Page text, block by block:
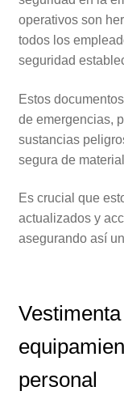
operativos son
todos los
seguridad
Estos
de emergencias,
sustancias
segura de
Es crucial que
actualizados y
asegurando así
personal